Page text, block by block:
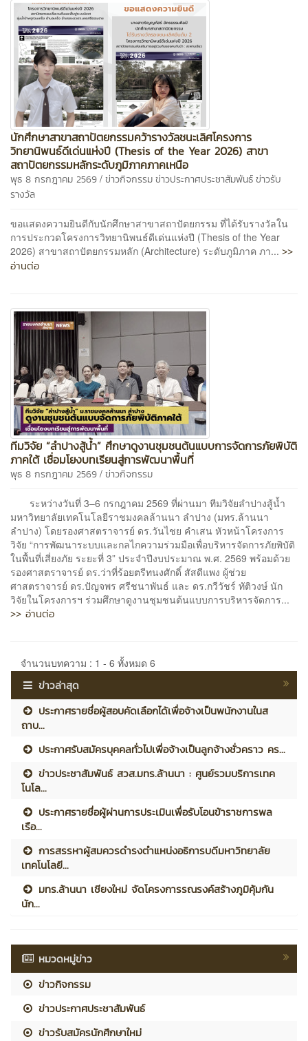
นักศึกษาสาขาสถาปัตยกรรมคว้ารางวัลชนะเลิศโครงการ
วิทยานิพนธ์ดีเด่นแห่งปี (Thesis of the Year 2026) สาขา
สถาปัตยกรรมหลักระดับภูมิภาคภาคเหนือ
พุธ 8 กรกฎาคม 2569 / ข่าวกิจกรรมข่าวประกาศประชาสัมพันธ์ข่าวรับ
รางวัล
ขอแสดงความยินดีกับนักศึกษาสาขาสถาปัตยกรรม ที่ได้รับรางวัลใน
การประกวดโครงการวิทยานิพนธ์ดีเด่นแห่งปี (Thesis of the Year
2026) สาขาสถาปัตยกรรมหลัก (Architecture) ระดับภูมิภาค ภา... >>
อ่านต่อ
ทีมวิจัย “ลำปางสู้น้ำ” ศึกษาดูงานชุมชนต้นแบบการจัดการภัยพิบัติ
ภาคใต้ เชื่อมโยงบทเรียนสู่การพัฒนาพื้นที่
พุธ 8 กรกฎาคม 2569 / ข่าวกิจกรรม
ระหว่างวันที่ 3–6 กรกฎาคม 2569 ที่ผ่านมา ทีมวิจัยลำปางสู้น้ำ
มหาวิทยาลัยเทคโนโลยีราชมงคลล้านนา ลำปาง (มทร.ล้านนา
ลำปาง) โดยรองศาสตราจารย์ ดร.วันไชย คำเสน หัวหน้าโครงการ
วิจัย “การพัฒนาระบบและกลไกความร่วมมือเพื่อบริหารจัดการภัยพิบัติ
ในพื้นที่เสี่ยงภัย ระยะที่ 3” ประจำปีงบประมาณ พ.ศ. 2569 พร้อมด้วย
รองศาสตราจารย์ ดร.ว่าที่ร้อยตรีทนงศักดิ์ สัสดีแพง ผู้ช่วย
ศาสตราจารย์ ดร.ปัญจพร ศรีชนาพันธ์ และ ดร.กวีวัชร์ ทัติวงษ์ นัก
วิจัยในโครงการฯ ร่วมศึกษาดูงานชุมชนต้นแบบการบริหารจัดการ...
>> อ่านต่อ
จำนวนบทความ : 1 - 6 ทั้งหมด 6
ข่าวล่าสุด
ประกาศรายชื่อผู้สอบคัดเลือกได้เพื่อจ้างเป็นพนักงานในส
ถาบ...
ประกาศรับสมัครบุคคลทั่วไปเพื่อจ้างเป็นลูกจ้างชั่วคราว คร...
ข่าวประชาสัมพันธ์ สวส.มทร.ล้านนา : ศูนย์รวมบริการเทค
โนโล...
ประกาศรายชื่อผู้ผ่านการประเมินเพื่อรับโอนข้าราชการพล
เรือ...
การสรรหาผู้สมควรดำรงตำแหน่งอธิการบดีมหาวิทยาลัย
เทคโนโลยี...
มทร.ล้านนา เชียงใหม่ จัดโครงการรณรงค์สร้างภูมิคุ้มกัน
นัก...
หมวดหมู่ข่าว
ข่าวกิจกรรม
ข่าวประกาศประชาสัมพันธ์
ข่าวรับสมัครนักศึกษาใหม่